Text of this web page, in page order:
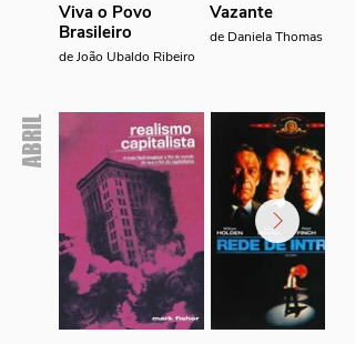
Viva o Povo
Brasileiro
de João Ubaldo Ribeiro
Vazante
de Daniela Thomas
ABRIL